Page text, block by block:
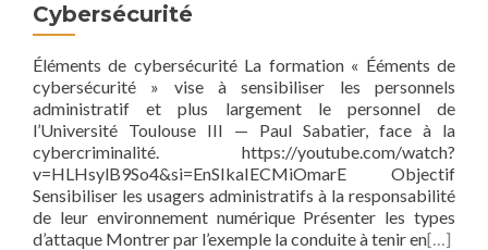
Cybersécurité
Éléments de cybersécurité La formation « Ééments de
cybersécurité » vise à sensibiliser les personnels
administratif et plus largement le personnel de
l’Université Toulouse III — Paul Sabatier, face à la
cybercriminalité. https://youtube.com/watch?
v=HLHsylB9So4&si=EnSIkaIECMiOmarE Objectif
Sensibiliser les usagers administratifs à la responsabilité
de leur environnement numérique Présenter les types
d’attaque Montrer par l’exemple la conduite à tenir en[…]